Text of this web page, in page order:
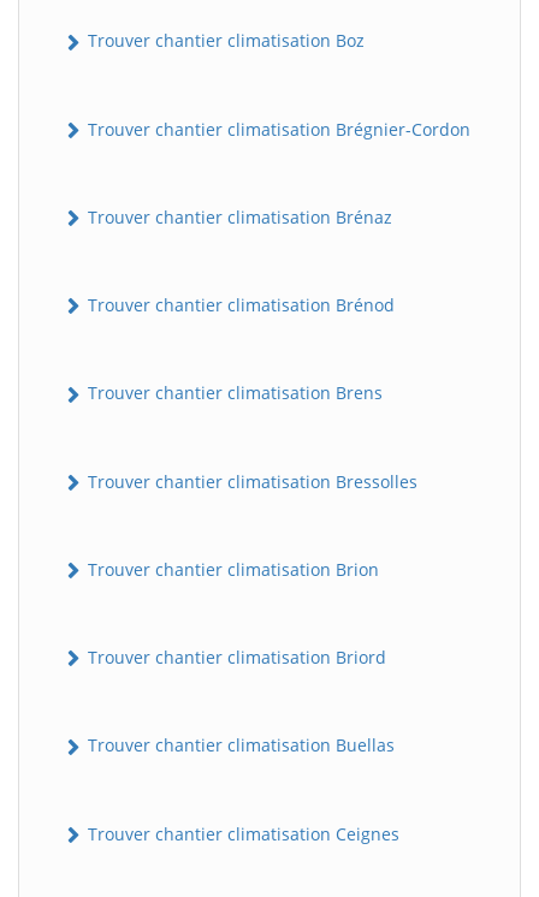
Trouver chantier climatisation Boz
Trouver chantier climatisation Brégnier-Cordon
Trouver chantier climatisation Brénaz
Trouver chantier climatisation Brénod
Trouver chantier climatisation Brens
Trouver chantier climatisation Bressolles
Trouver chantier climatisation Brion
Trouver chantier climatisation Briord
Trouver chantier climatisation Buellas
Trouver chantier climatisation Ceignes